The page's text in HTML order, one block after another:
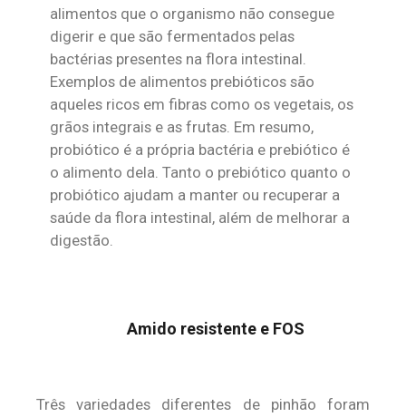
alimentos que o organismo não consegue
digerir e que são fermentados pelas
bactérias presentes na flora intestinal.
Exemplos de alimentos prebióticos são
aqueles ricos em fibras como os vegetais, os
grãos integrais e as frutas. Em resumo,
probiótico é a própria bactéria e prebiótico é
o alimento dela. Tanto o prebiótico quanto o
probiótico ajudam a manter ou recuperar a
saúde da flora intestinal, além de melhorar a
digestão.
Amido resistente e FOS
Três variedades diferentes de pinhão foram